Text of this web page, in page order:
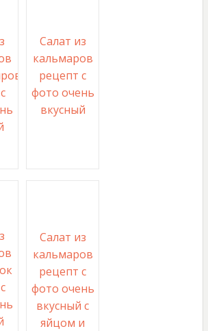
Салат из
кальмаров
рецепт с
фото очень
вкусный
Салат из
кальмаров
рецепт с
фото очень
вкусный с
яйцом и